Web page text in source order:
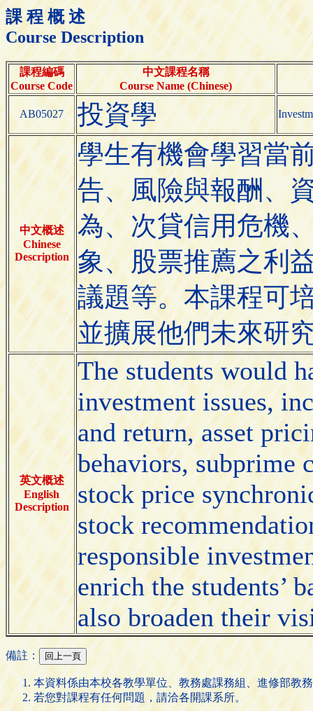
課 程 概 述
Course Description
課程編碼
Course Code
中文課程名稱
Course Name (Chinese)
AB05027 投資學
中文概述
Chinese
Description
學生有機會學習當
告、風險與報酬、
為、次貸信用危機
象、股票推薦之利
議題等。本課程可
並擴展他們未來研
英文概述
English
Description
The students would
investment issues,
and return, asset
behaviors, subprime
stock price
stock
responsible
enrich the students’
also broaden their
備註：
本資料係由本校各教學單位、教務處課務組、進修部教
若您對課程有任何問題，請洽各開課系所。